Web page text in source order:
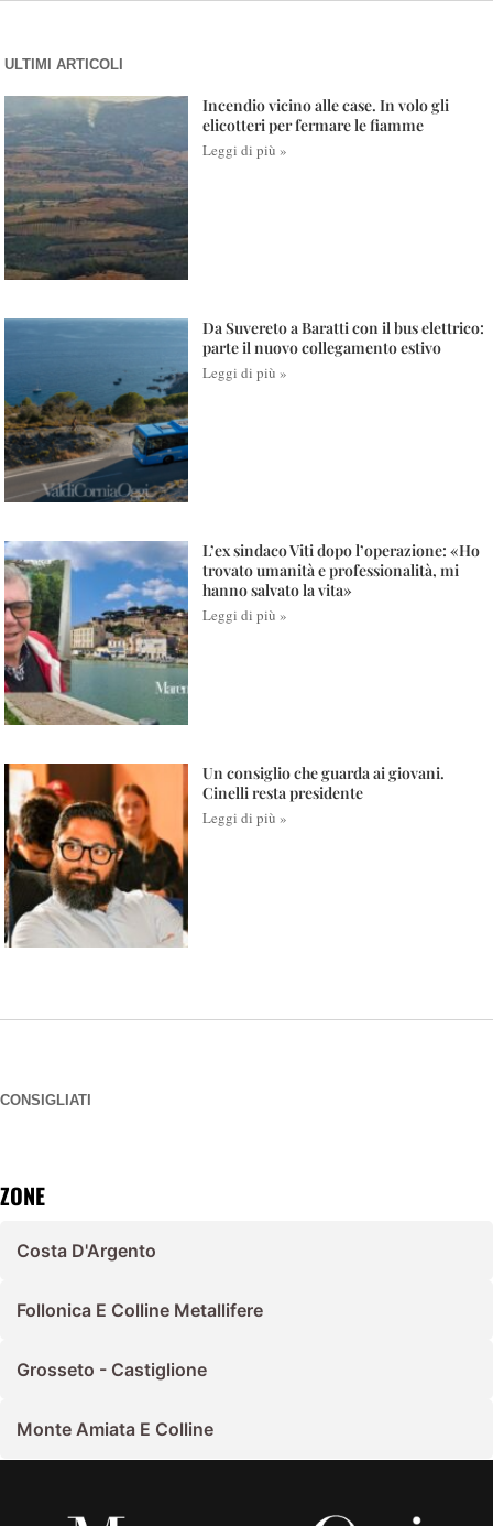
ULTIMI ARTICOLI
Incendio vicino alle case. In volo gli
elicotteri per fermare le fiamme
Leggi di più »
Da Suvereto a Baratti con il bus elettrico:
parte il nuovo collegamento estivo
Leggi di più »
L’ex sindaco Viti dopo l’operazione: «Ho
trovato umanità e professionalità, mi
hanno salvato la vita»
Leggi di più »
Un consiglio che guarda ai giovani.
Cinelli resta presidente
Leggi di più »
CONSIGLIATI
ZONE
Costa D'Argento
Follonica E Colline Metallifere
Grosseto - Castiglione
Monte Amiata E Colline